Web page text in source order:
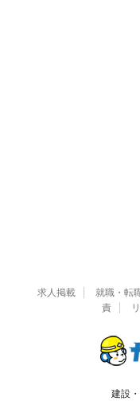
求人掲載 就職・転
責
建設